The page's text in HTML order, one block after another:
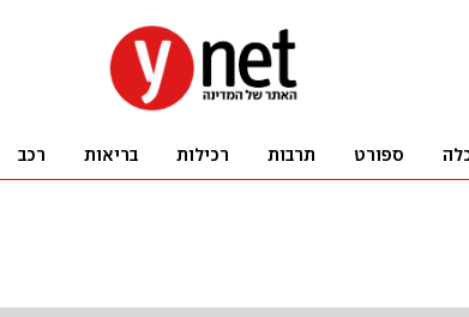
ספורט תרבות רכילות בריאות רכב